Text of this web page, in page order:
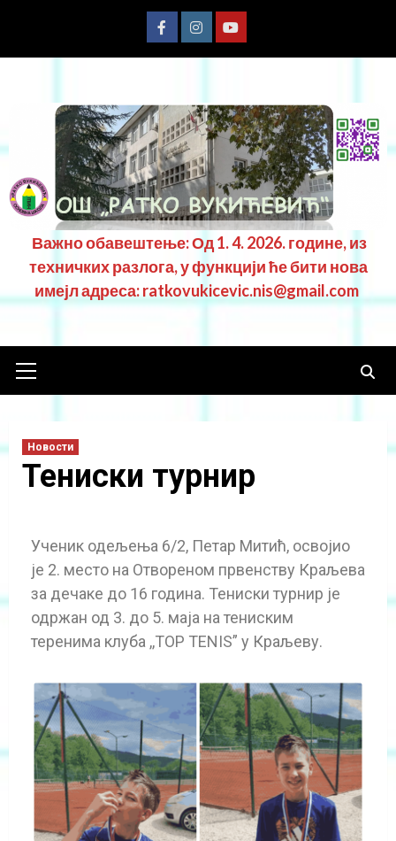
Важно обавештење: Од 1. 4. 2026. године, из
техничких разлога, у функцији ће бити нова
имејл адреса: ratkovukicevic.nis@gmail.com
Новости
Тениски турнир
Ученик одељења 6/2, Петар Митић, освојио
је 2. место на Отвореном првенству Краљева
за дечаке до 16 година. Тениски турнир је
одржан од 3. до 5. маја на тениским
теренима клуба ,,TOP TENIS” у Краљеву.